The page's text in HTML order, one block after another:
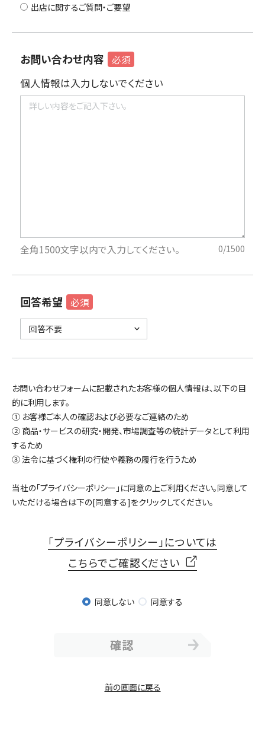
出店に関するご質問・ご要望
お問い合わせ内容 必須
個人情報は入力しないでください
全角1500文字以内で入力してください。 0/1500
回答希望 必須
お問い合わせフォームに記載されたお客様の個人情報は、以下の目
的に利用します。
① お客様ご本人の確認および必要なご連絡のため
② 商品・サービスの研究・開発、市場調査等の統計データとして利用
するため
③ 法令に基づく権利の行使や義務の履行を行うため
当社の「プライバシーポリシー」に同意の上ご利用ください。同意して
いただける場合は下の[同意する]をクリックしてください。
「プライバシーポリシー」については
こちらでご確認ください
同意しない 同意する
確認
前の画面に戻る